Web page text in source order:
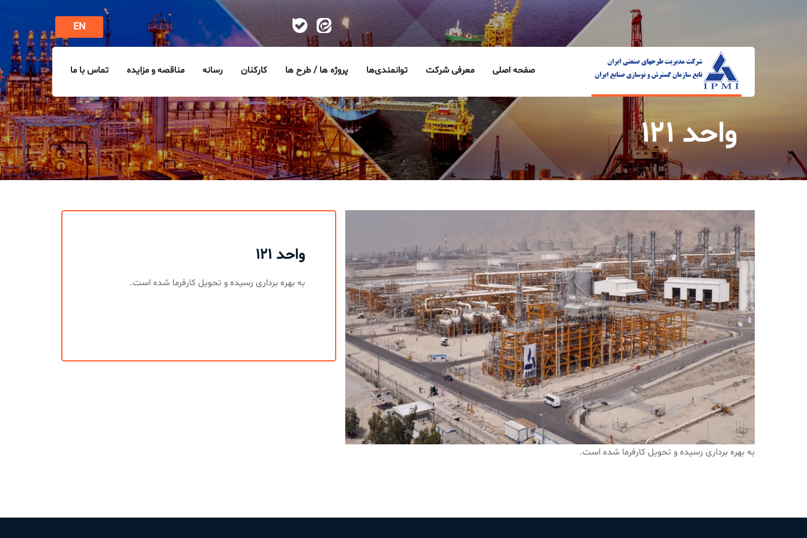
EN
صفحه اصلی معرفی شرکت توانمندی‌ها پروژه ها / طرح ها کارکنان رسانه مناقصه و مزایده تماس با ما
واحد ۱۲۱
به بهره برداری رسیده و تحویل کارفرما شده است.
واحد ۱۲۱
به بهره برداری رسیده و تحویل کارفرما شده است.